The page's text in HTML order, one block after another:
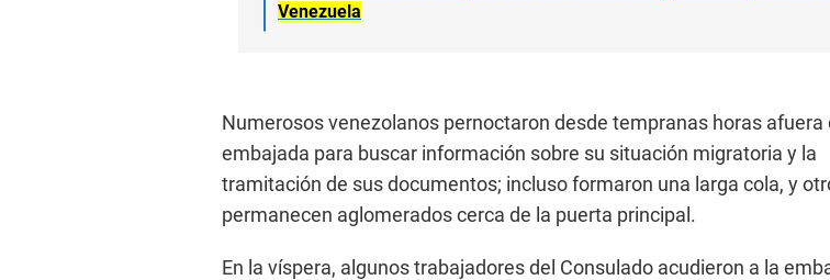
Venezuela
Numerosos venezolanos pernoctaron desde tempranas horas afuera
embajada para buscar información sobre su situación migratoria y la
tramitación de sus documentos; incluso formaron una larga cola, y
permanecen aglomerados cerca de la puerta principal.
En la víspera, algunos trabajadores del Consulado acudieron a la